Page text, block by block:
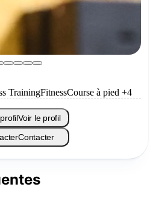
TrainingFitnessCourse à pied +4
Voir le profil
Contacter